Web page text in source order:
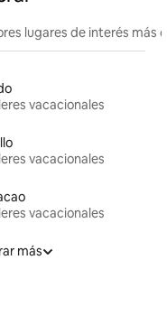
lugares de interés más
vacacionales
vacacionales
vacacionales
más